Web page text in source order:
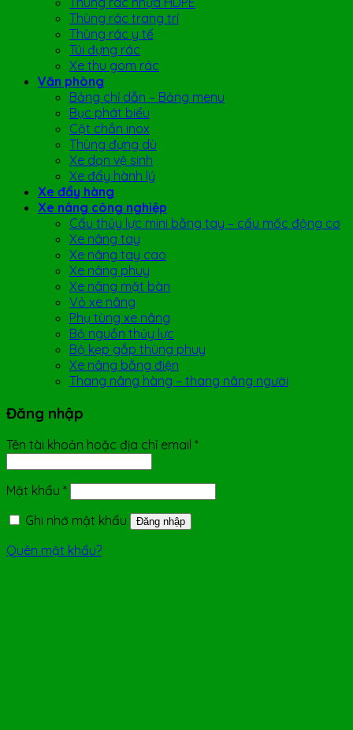
Thùng rác trang trí
Thùng rác y tế
Túi đựng rác
Xe thu gom rác
Văn phòng
Bảng chỉ dẫn – Bảng menu
Bục phát biểu
Cột chắn inox
Thùng đựng dù
Xe dọn vệ sinh
Xe đẩy hành lý
Xe đẩy hàng
Xe nâng công nghiệp
Cẩu thủy lực mini bằng tay – cẩu mốc động cơ
Xe nâng tay
Xe nâng tay cao
Xe nâng phuy
Xe nâng mặt bàn
Vỏ xe nâng
Phụ tùng xe nâng
Bộ nguồn thủy lực
Bộ kẹp gắp thùng phuy
Xe nâng bằng điện
Thang nâng hàng – thang nâng người
Đăng nhập
Tên tài khoản hoặc địa chỉ email *
Mật khẩu *
Ghi nhớ mật khẩu
Đăng nhập
Quên mật khẩu?